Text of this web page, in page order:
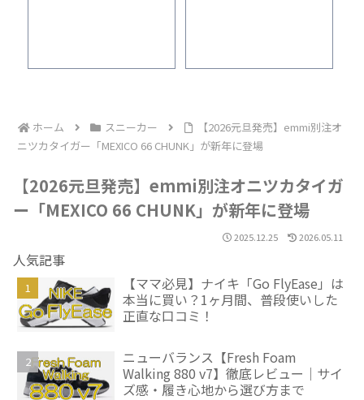
ホーム スニーカー
【2026元旦発売】emmi別注オ
ニツカタイガー「MEXICO 66 CHUNK」が新年に登場
【2026元旦発売】emmi別注オニツカタイガ
ー「MEXICO 66 CHUNK」が新年に登場
2025.12.25 2026.05.11
人気記事
【ママ必見】ナイキ「Go FlyEase」は
本当に買い？1ヶ月間、普段使いした
正直な口コミ！
ニューバランス【Fresh Foam
Walking 880 v7】徹底レビュー｜サイ
ズ感・履き心地から選び方まで